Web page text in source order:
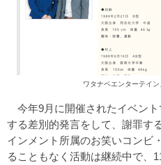
ワタナベエンターテイ
今年9月に開催されたイベン
する差別的発言をして、謝罪す
インメント所属のお笑いコンビ
ることもなく活動は継続中で、